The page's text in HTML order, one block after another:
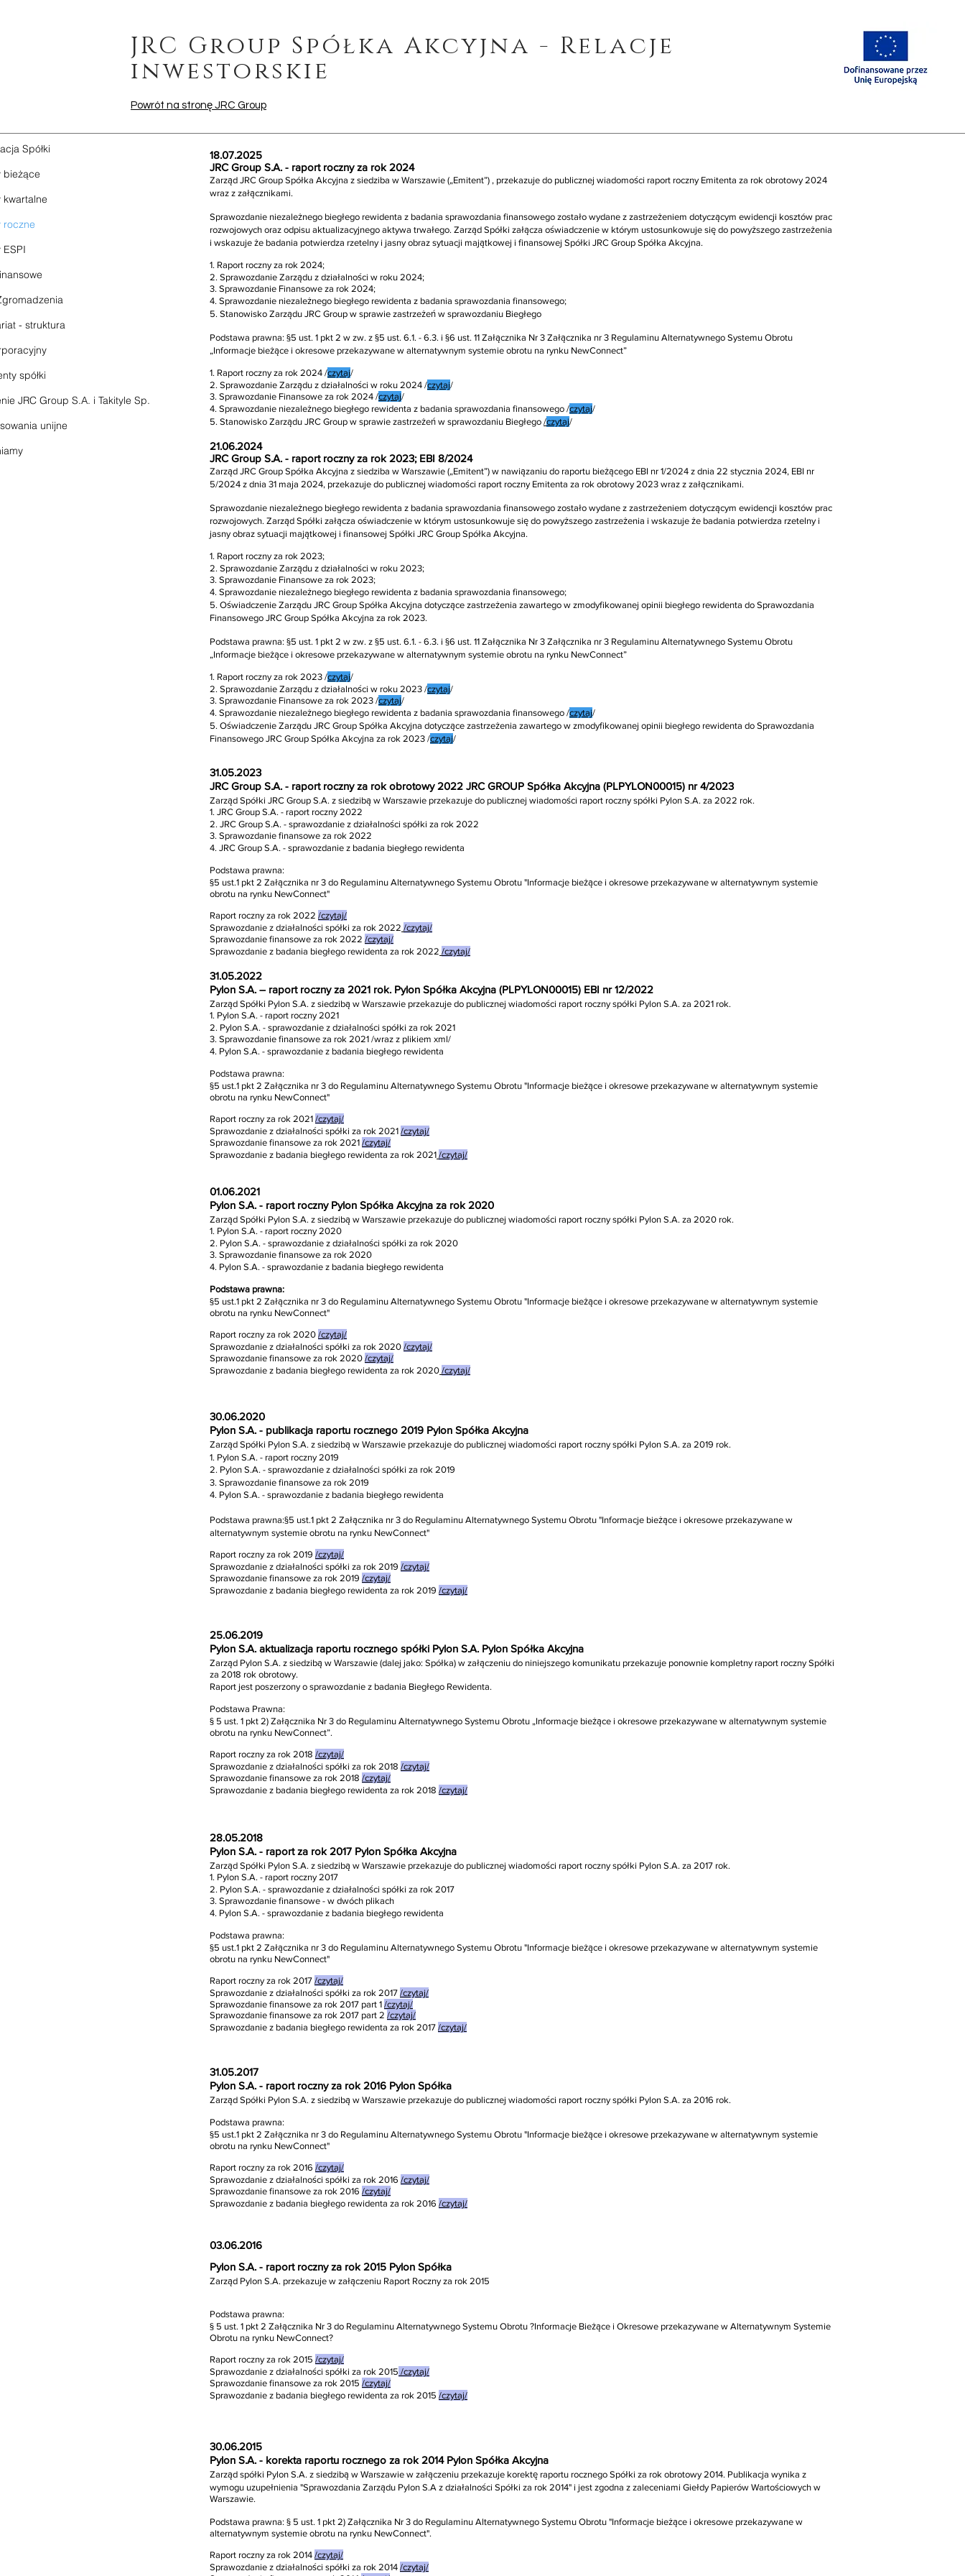
JRC Group Spółka Akcyjna - Relacje
inwestorskie
Powrót na stronę JRC Group
Spółki
bieżące
kwartalne
roczne
ESPI
- struktura
spółki
JRC Group S.A. i Takityle Sp.
unijne
18.07.2025
JRC Group S.A. - raport roczny za rok 2024
Zarząd JRC Group Spółka Akcyjna z siedziba w Warszawie („Emitent”) , przekazuje do publicznej wiadomości raport roczny Emitenta za rok obrotowy 2024
wraz z załącznikami.
Sprawozdanie niezależnego biegłego rewidenta z badania sprawozdania finansowego zostało wydane z zastrzeżeniem dotyczącym ewidencji kosztów prac
rozwojowych oraz odpisu aktualizacyjnego aktywa trwałego. Zarząd Spółki załącza oświadczenie w którym ustosunkowuje się do powyższego zastrzeżenia
i wskazuje że badania potwierdza rzetelny i jasny obraz sytuacji majątkowej i finansowej Spółki JRC Group Spółka Akcyjna.
1. Raport roczny za rok 2024;
2. Sprawozdanie Zarządu z działalności w roku 2024;
3. Sprawozdanie Finansowe za rok 2024;
4. Sprawozdanie niezależnego biegłego rewidenta z badania sprawozdania finansowego;
5. Stanowisko Zarządu JRC Group w sprawie zastrzeżeń w sprawozdaniu Biegłego
Podstawa prawna: §5 ust. 1 pkt 2 w zw. z §5 ust. 6.1. - 6.3. i §6 ust. 11 Załącznika Nr 3 Załącznika nr 3 Regulaminu Alternatywnego Systemu Obrotu
„Informacje bieżące i okresowe przekazywane w alternatywnym systemie obrotu na rynku NewConnect”
1. Raport roczny za rok 2024 /czytaj/
2. Sprawozdanie Zarządu z działalności w roku 2024 /czytaj/
3. Sprawozdanie Finansowe za rok 2024 /czytaj/
4. Sprawozdanie niezależnego biegłego rewidenta z badania sprawozdania finansowego /czytaj/
5. Stanowisko Zarządu JRC Group w sprawie zastrzeżeń w sprawozdaniu Biegłego /czytaj/
21.06.2024
JRC Group S.A. - raport roczny za rok 2023; EBI 8/2024
Zarząd JRC Group Spółka Akcyjna z siedziba w Warszawie („Emitent”) w nawiązaniu do raportu bieżącego EBI nr 1/2024 z dnia 22 stycznia 2024, EBI nr
5/2024 z dnia 31 maja 2024, przekazuje do publicznej wiadomości raport roczny Emitenta za rok obrotowy 2023 wraz z załącznikami.
Sprawozdanie niezależnego biegłego rewidenta z badania sprawozdania finansowego zostało wydane z zastrzeżeniem dotyczącym ewidencji kosztów prac
rozwojowych. Zarząd Spółki załącza oświadczenie w którym ustosunkowuje się do powyższego zastrzeżenia i wskazuje że badania potwierdza rzetelny i
jasny obraz sytuacji majątkowej i finansowej Spółki JRC Group Spółka Akcyjna.
1. Raport roczny za rok 2023;
2. Sprawozdanie Zarządu z działalności w roku 2023;
3. Sprawozdanie Finansowe za rok 2023;
4. Sprawozdanie niezależnego biegłego rewidenta z badania sprawozdania finansowego;
5. Oświadczenie Zarządu JRC Group Spółka Akcyjna dotyczące zastrzeżenia zawartego w zmodyfikowanej opinii biegłego rewidenta do Sprawozdania
Finansowego JRC Group Spółka Akcyjna za rok 2023.
Podstawa prawna: §5 ust. 1 pkt 2 w zw. z §5 ust. 6.1. - 6.3. i §6 ust. 11 Załącznika Nr 3 Załącznika nr 3 Regulaminu Alternatywnego Systemu Obrotu
„Informacje bieżące i okresowe przekazywane w alternatywnym systemie obrotu na rynku NewConnect”
1. Raport roczny za rok 2023 /czytaj/
2. Sprawozdanie Zarządu z działalności w roku 2023 /czytaj/
3. Sprawozdanie Finansowe za rok 2023 /czytaj/
4. Sprawozdanie niezależnego biegłego rewidenta z badania sprawozdania finansowego /czytaj/
5. Oświadczenie Zarządu JRC Group Spółka Akcyjna dotyczące zastrzeżenia zawartego w zmodyfikowanej opinii biegłego rewidenta do Sprawozdania
Finansowego JRC Group Spółka Akcyjna za rok 2023 /czytaj/
31.05.2023
JRC Group S.A. - raport roczny za rok obrotowy 2022 JRC GROUP Spółka Akcyjna (PLPYLON00015) nr 4/2023
Zarząd Spółki JRC Group S.A. z siedzibą w Warszawie przekazuje do publicznej wiadomości raport roczny spółki Pylon S.A. za 2022 rok.
1. JRC Group S.A. - raport roczny 2022
2. JRC Group S.A. - sprawozdanie z działalności spółki za rok 2022
3. Sprawozdanie finansowe za rok 2022
4. JRC Group S.A. - sprawozdanie z badania biegłego rewidenta
Podstawa prawna:
§5 ust.1 pkt 2 Załącznika nr 3 do Regulaminu Alternatywnego Systemu Obrotu "Informacje bieżące i okresowe przekazywane w alternatywnym systemie
obrotu na rynku NewConnect"
Raport roczny za rok 2022 /czytaj/
Sprawozdanie z działalności spółki za rok 2022 /czytaj/
Sprawozdanie finansowe za rok 2022 /czytaj/
Sprawozdanie z badania biegłego rewidenta za rok 2022 /czytaj/
31.05.2022
Pylon S.A. – raport roczny za 2021 rok. Pylon Spółka Akcyjna (PLPYLON00015) EBI nr 12/2022
Zarząd Spółki Pylon S.A. z siedzibą w Warszawie przekazuje do publicznej wiadomości raport roczny spółki Pylon S.A. za 2021 rok.
1. Pylon S.A. - raport roczny 2021
2. Pylon S.A. - sprawozdanie z działalności spółki za rok 2021
3. Sprawozdanie finansowe za rok 2021 /wraz z plikiem xml/
4. Pylon S.A. - sprawozdanie z badania biegłego rewidenta
Podstawa prawna:
§5 ust.1 pkt 2 Załącznika nr 3 do Regulaminu Alternatywnego Systemu Obrotu "Informacje bieżące i okresowe przekazywane w alternatywnym systemie
obrotu na rynku NewConnect"
Raport roczny za rok 2021 /czytaj/
Sprawozdanie z działalności spółki za rok 2021 /czytaj/
Sprawozdanie finansowe za rok 2021 /czytaj/
Sprawozdanie z badania biegłego rewidenta za rok 2021 /czytaj/
01.06.2021
Pylon S.A. - raport roczny Pylon Spółka Akcyjna za rok 2020
Zarząd Spółki Pylon S.A. z siedzibą w Warszawie przekazuje do publicznej wiadomości raport roczny spółki Pylon S.A. za 2020 rok.
1. Pylon S.A. - raport roczny 2020
2. Pylon S.A. - sprawozdanie z działalności spółki za rok 2020
3. Sprawozdanie finansowe za rok 2020
4. Pylon S.A. - sprawozdanie z badania biegłego rewidenta
Podstawa prawna:
§5 ust.1 pkt 2 Załącznika nr 3 do Regulaminu Alternatywnego Systemu Obrotu "Informacje bieżące i okresowe przekazywane w alternatywnym systemie
obrotu na rynku NewConnect"
Raport roczny za rok 2020 /czytaj/
Sprawozdanie z działalności spółki za rok 2020 /czytaj/
Sprawozdanie finansowe za rok 2020 /czytaj/
Sprawozdanie z badania biegłego rewidenta za rok 2020 /czytaj/
30.06.2020
Pylon S.A. - publikacja raportu rocznego 2019 Pylon Spółka Akcyjna
Zarząd Spółki Pylon S.A. z siedzibą w Warszawie przekazuje do publicznej wiadomości raport roczny spółki Pylon S.A. za 2019 rok.
1. Pylon S.A. - raport roczny 2019
2. Pylon S.A. - sprawozdanie z działalności spółki za rok 2019
3. Sprawozdanie finansowe za rok 2019
4. Pylon S.A. - sprawozdanie z badania biegłego rewidenta
Podstawa prawna:§5 ust.1 pkt 2 Załącznika nr 3 do Regulaminu Alternatywnego Systemu Obrotu "Informacje bieżące i okresowe przekazywane w
alternatywnym systemie obrotu na rynku NewConnect"
Raport roczny za rok 2019 /czytaj/
Sprawozdanie z działalności spółki za rok 2019 /czytaj/
Sprawozdanie finansowe za rok 2019 /czytaj/
Sprawozdanie z badania biegłego rewidenta za rok 2019 /czytaj/
25.06.2019
Pylon S.A. aktualizacja raportu rocznego spółki Pylon S.A. Pylon Spółka Akcyjna
​Zarząd Pylon S.A. z siedzibą w Warszawie (dalej jako: Spółka) w załączeniu do niniejszego komunikatu przekazuje ponownie kompletny raport roczny Spółki
za 2018 rok obrotowy.
Raport jest poszerzony o sprawozdanie z badania Biegłego Rewidenta.
Podstawa Prawna:
§ 5 ust. 1 pkt 2) Załącznika Nr 3 do Regulaminu Alternatywnego Systemu Obrotu „Informacje bieżące i okresowe przekazywane w alternatywnym systemie
obrotu na rynku NewConnect”.
Raport roczny za rok 2018 /czytaj/
Sprawozdanie z działalności spółki za rok 2018 /czytaj/
Sprawozdanie finansowe za rok 2018 /czytaj/
Sprawozdanie z badania biegłego rewidenta za rok 2018 /czytaj/
28.05.2018
Pylon S.A. - raport za rok 2017 Pylon Spółka Akcyjna
Zarząd Spółki Pylon S.A. z siedzibą w Warszawie przekazuje do publicznej wiadomości raport roczny spółki Pylon S.A. za 2017 rok.
1. Pylon S.A. - raport roczny 2017
2. Pylon S.A. - sprawozdanie z działalności spółki za rok 2017
3. Sprawozdanie finansowe - w dwóch plikach
4. Pylon S.A. - sprawozdanie z badania biegłego rewidenta
Podstawa prawna:
§5 ust.1 pkt 2 Załącznika nr 3 do Regulaminu Alternatywnego Systemu Obrotu "Informacje bieżące i okresowe przekazywane w alternatywnym systemie
obrotu na rynku NewConnect"
Raport roczny za rok 2017 /czytaj/
Sprawozdanie z działalności spółki za rok 2017 /czytaj/
Sprawozdanie finansowe za rok 2017 part 1 /czytaj/
Sprawozdanie finansowe za rok 2017 part 2 /czytaj/
Sprawozdanie z badania biegłego rewidenta za rok 2017 /czytaj/
31.05.2017
Pylon S.A. - raport roczny za rok 2016 Pylon Spółka
Zarząd Spółki Pylon S.A. z siedzibą w Warszawie przekazuje do publicznej wiadomości raport roczny spółki Pylon S.A. za 2016 rok.
Podstawa prawna:
§5 ust.1 pkt 2 Załącznika nr 3 do Regulaminu Alternatywnego Systemu Obrotu "Informacje bieżące i okresowe przekazywane w alternatywnym systemie
obrotu na rynku NewConnect"
Raport roczny za rok 2016 /czytaj/
Sprawozdanie z działalności spółki za rok 2016 /czytaj/
Sprawozdanie finansowe za rok 2016 /czytaj/
Sprawozdanie z badania biegłego rewidenta za rok 2016 /czytaj/
03.06.2016
Pylon S.A. - raport roczny za rok 2015 Pylon Spółka
Zarząd Pylon S.A. przekazuje w załączeniu Raport Roczny za rok 2015
Podstawa prawna:
§ 5 ust. 1 pkt 2 Załącznika Nr 3 do Regulaminu Alternatywnego Systemu Obrotu ?Informacje Bieżące i Okresowe przekazywane w Alternatywnym Systemie
Obrotu na rynku NewConnect?
Raport roczny za rok 2015 /czytaj/
Sprawozdanie z działalności spółki za rok 2015 /czytaj/
Sprawozdanie finansowe za rok 2015 /czytaj/
Sprawozdanie z badania biegłego rewidenta za rok 2015 /czytaj/
30.06.2015
Pylon S.A. - korekta raportu rocznego za rok 2014 Pylon Spółka Akcyjna
Zarząd spółki Pylon S.A. z siedzibą w Warszawie w załączeniu przekazuje korektę raportu rocznego Spółki za rok obrotowy 2014. Publikacja wynika z
wymogu uzupełnienia "Sprawozdania Zarządu Pylon S.A z działalności Spółki za rok 2014" i jest zgodna z zaleceniami Giełdy Papierów Wartościowych w
Warszawie.
Podstawa prawna: § 5 ust. 1 pkt 2) Załącznika Nr 3 do Regulaminu Alternatywnego Systemu Obrotu "Informacje bieżące i okresowe przekazywane w
alternatywnym systemie obrotu na rynku NewConnect".
Raport roczny za rok 2014 /czytaj/
Sprawozdanie z działalności spółki za rok 2014 /czytaj/